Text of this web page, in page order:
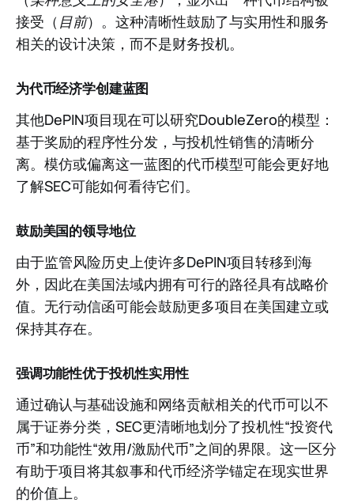
接受（ 目前）。这种清晰性鼓励了与实用性和服务
相关的设计决策，而不是财务投机。
为代币经济学创建蓝图
其他DePIN项目现在可以研究DoubleZero的模型：
基于奖励的程序性分发，与投机性销售的清晰分
离。模仿或偏离这一蓝图的代币模型可能会更好地
了解SEC可能如何看待它们。
鼓励美国的领导地位
由于监管风险历史上使许多DePIN项目转移到海
外，因此在美国法域内拥有可行的路径具有战略价
值。无行动信函可能会鼓励更多项目在美国建立或
保持其存在。
强调功能性优于投机性实用性
通过确认与基础设施和网络贡献相关的代币可以不
属于证券分类，SEC更清晰地划分了投机性“投资代
币”和功能性“效用/激励代币”之间的界限。这一区分
有助于项目将其叙事和代币经济学锚定在现实世界
的价值上。